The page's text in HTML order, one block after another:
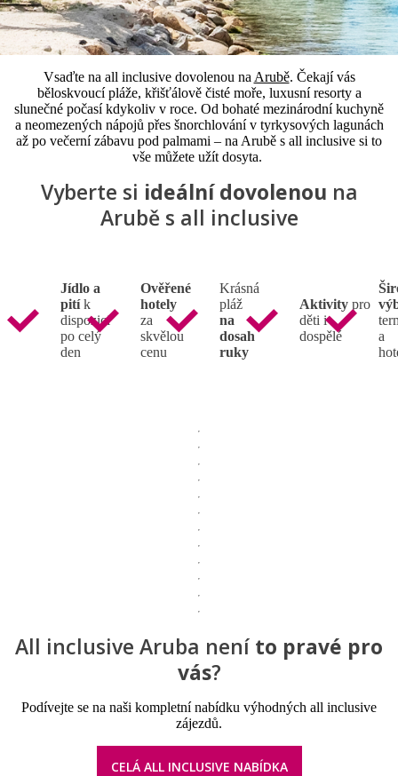
Vsaďte na all inclusive dovolenou na Arubě. Čekají vás
běloskvoucí pláže, křišťálově čisté moře, luxusní resorty a
slunečné počasí kdykoliv v roce. Od bohaté mezinárodní kuchyně
a neomezených nápojů přes šnorchlování v tyrkysových lagunách
až po večerní zábavu pod palmami – na Arubě s all inclusive si to
vše můžete užít dosyta.
Vyberte si ideální dovolenou na
Arubě s all inclusive
Jídlo a
pitík
dispozici
po celý
den
Ověřené
hotely
za
skvělou
cenu
Krásná
pláž
na
dosah
ruky
Aktivity pro
děti i
dospělé
a
All inclusive Aruba není to pravé pro
vás?
Podívejte se na naši kompletní nabídku výhodných all inclusive
zájezdů.
CELÁ ALL INCLUSIVE NABÍDKA